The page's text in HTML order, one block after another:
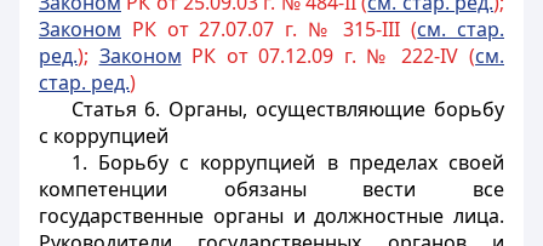
Законом РК от 27.07.07 г. № 315-III (см. стар.
ред.); Законом РК от 07.12.09 г. № 222-IV (см.
стар. ред.)
Статья 6. Органы, осуществляющие борьбу
с коррупцией
1. Борьбу с коррупцией в пределах своей
компетенции обязаны вести все
государственные органы и должностные лица.